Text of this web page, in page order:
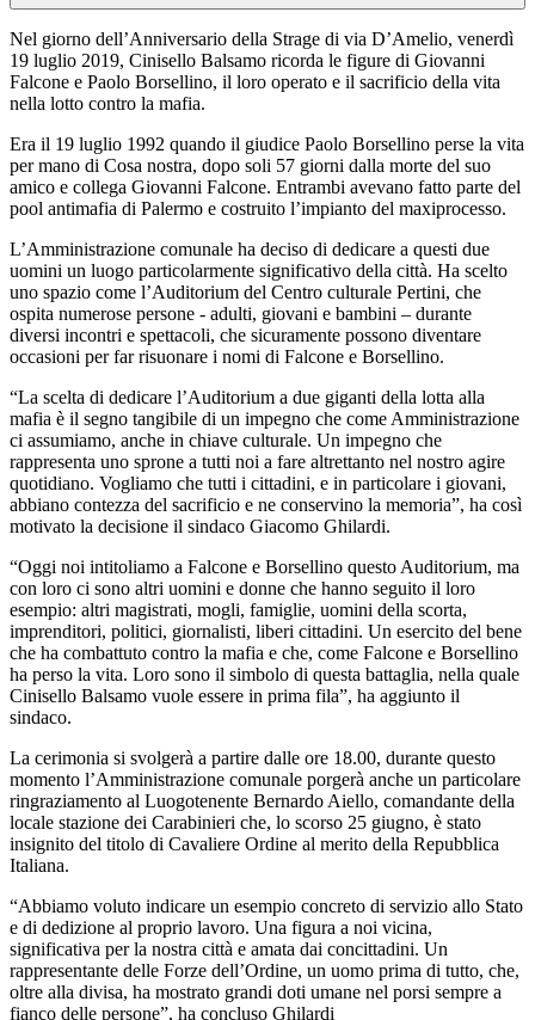
Nel giorno dell’Anniversario della Strage di via D’Amelio, venerdì
19 luglio 2019, Cinisello Balsamo ricorda le figure di Giovanni
Falcone e Paolo Borsellino, il loro operato e il sacrificio della vita
nella lotto contro la mafia.
Era il 19 luglio 1992 quando il giudice Paolo Borsellino perse la vita
per mano di Cosa nostra, dopo soli 57 giorni dalla morte del suo
amico e collega Giovanni Falcone. Entrambi avevano fatto parte del
pool antimafia di Palermo e costruito l’impianto del maxiprocesso.
L’Amministrazione comunale ha deciso di dedicare a questi due
uomini un luogo particolarmente significativo della città. Ha scelto
uno spazio come l’Auditorium del Centro culturale Pertini, che
ospita numerose persone - adulti, giovani e bambini – durante
diversi incontri e spettacoli, che sicuramente possono diventare
occasioni per far risuonare i nomi di Falcone e Borsellino.
“La scelta di dedicare l’Auditorium a due giganti della lotta alla
mafia è il segno tangibile di un impegno che come Amministrazione
ci assumiamo, anche in chiave culturale. Un impegno che
rappresenta uno sprone a tutti noi a fare altrettanto nel nostro agire
quotidiano. Vogliamo che tutti i cittadini, e in particolare i giovani,
abbiano contezza del sacrificio e ne conservino la memoria”, ha così
motivato la decisione il sindaco Giacomo Ghilardi.
“Oggi noi intitoliamo a Falcone e Borsellino questo Auditorium, ma
con loro ci sono altri uomini e donne che hanno seguito il loro
esempio: altri magistrati, mogli, famiglie, uomini della scorta,
imprenditori, politici, giornalisti, liberi cittadini. Un esercito del bene
che ha combattuto contro la mafia e che, come Falcone e Borsellino
ha perso la vita. Loro sono il simbolo di questa battaglia, nella quale
Cinisello Balsamo vuole essere in prima fila”, ha aggiunto il
sindaco.
La cerimonia si svolgerà a partire dalle ore 18.00, durante questo
momento l’Amministrazione comunale porgerà anche un particolare
ringraziamento al Luogotenente Bernardo Aiello, comandante della
locale stazione dei Carabinieri che, lo scorso 25 giugno, è stato
insignito del titolo di Cavaliere Ordine al merito della Repubblica
Italiana.
“Abbiamo voluto indicare un esempio concreto di servizio allo Stato
e di dedizione al proprio lavoro. Una figura a noi vicina,
significativa per la nostra città e amata dai concittadini. Un
rappresentante delle Forze dell’Ordine, un uomo prima di tutto, che,
oltre alla divisa, ha mostrato grandi doti umane nel porsi sempre a
fianco delle persone”, ha concluso Ghilardi